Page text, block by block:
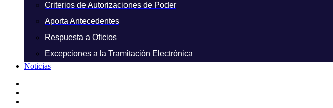
Criterios de Autorizaciones de Poder
Aporta Antecedentes
Respuesta a Oficios
Excepciones a la Tramitación Electrónica
Noticias